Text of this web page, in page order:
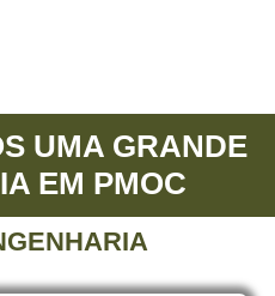
UMA GRANDE
EM PMOC